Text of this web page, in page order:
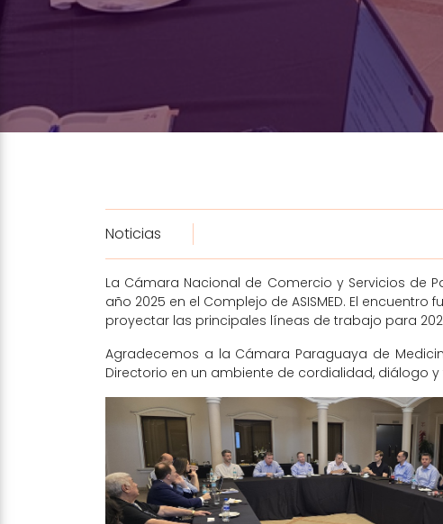
Noticias
La Cámara Nacional de Comercio y Servicios de
año 2025 en el Complejo de ASISMED. El
proyectar las principales líneas de trabajo para
Agradecemos a la Cámara Paraguaya de
Directorio en un ambiente de cordialidad, diálogo